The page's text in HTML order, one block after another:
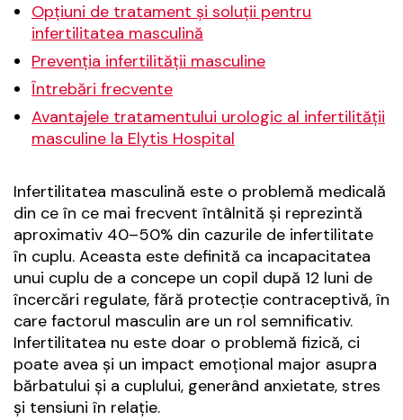
Opțiuni de tratament și soluții pentru
infertilitatea masculină
Prevenția infertilității masculine
Întrebări frecvente
Avantajele tratamentului urologic al infertilității
masculine la Elytis Hospital
Infertilitatea masculină este o problemă medicală
din ce în ce mai frecvent întâlnită și reprezintă
aproximativ 40–50% din cazurile de infertilitate
în cuplu. Aceasta este definită ca incapacitatea
unui cuplu de a concepe un copil după 12 luni de
încercări regulate, fără protecție contraceptivă, în
care factorul masculin are un rol semnificativ.
Infertilitatea nu este doar o problemă fizică, ci
poate avea și un impact emoțional major asupra
bărbatului și a cuplului, generând anxietate, stres
și tensiuni în relație.